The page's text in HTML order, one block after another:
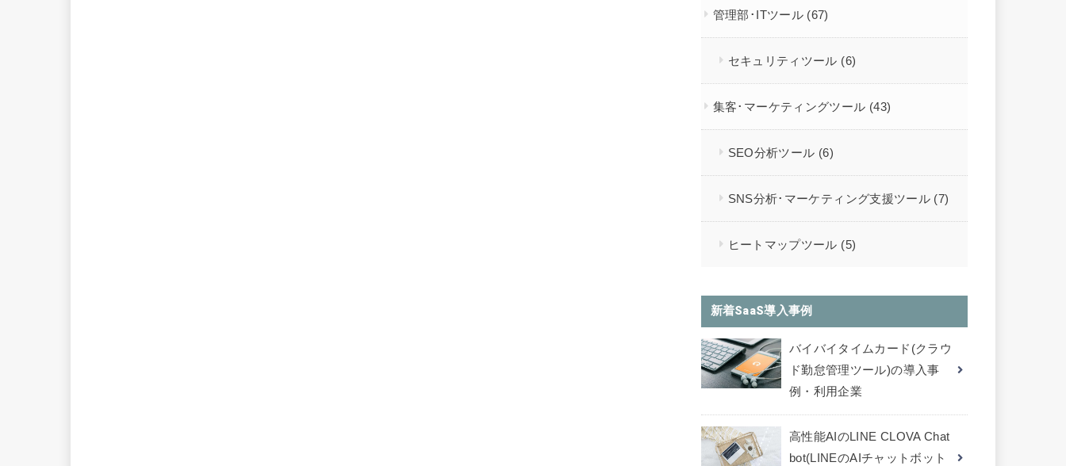
管理部･ITツール (67)
セキュリティツール (6)
集客･マーケティングツール (43)
SEO分析ツール (6)
SNS分析･マーケティング支援ツール (7)
ヒートマップツール (5)
新着SaaS導入事例
バイバイタイムカード(クラウ
ド勤怠管理ツール)の導入事
例・利用企業
高性能AIのLINE CLOVA Chat
bot(LINEのAIチャットボット